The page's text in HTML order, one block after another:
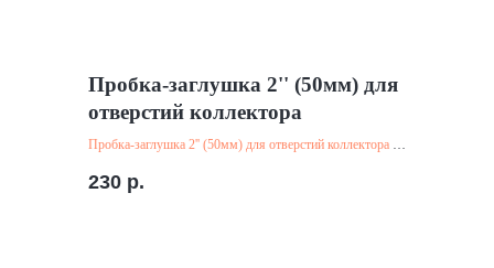
Пробка-заглушка 2'' (50мм) для
отверстий коллектора
Пробка-заглушка 2'' (50мм) для отверстий коллектора -
Петербурге.
230 р.